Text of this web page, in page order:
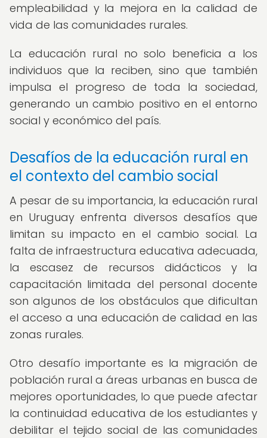
empleabilidad y la mejora en la calidad de
vida de las comunidades rurales.
La educación rural no solo beneficia a los
individuos que la reciben, sino que también
impulsa el progreso de toda la sociedad,
generando un cambio positivo en el entorno
social y económico del país.
Desafíos de la educación rural en
el contexto del cambio social
A pesar de su importancia, la educación rural
en Uruguay enfrenta diversos desafíos que
limitan su impacto en el cambio social. La
falta de infraestructura educativa adecuada,
la escasez de recursos didácticos y la
capacitación limitada del personal docente
son algunos de los obstáculos que dificultan
el acceso a una educación de calidad en las
zonas rurales.
Otro desafío importante es la migración de
población rural a áreas urbanas en busca de
mejores oportunidades, lo que puede afectar
la continuidad educativa de los estudiantes y
debilitar el tejido social de las comunidades